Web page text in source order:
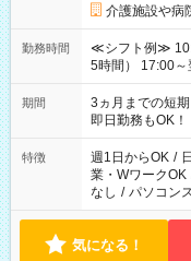
介護施設や
勤務時間
≪シフト例≫
5時間） 17:00～翌
働く時間は調整
期間
3ヵ月までの短
即日勤務もOK！
特徴 週1日からOK /
業・WワークOK
なし / パソコン
気になる！